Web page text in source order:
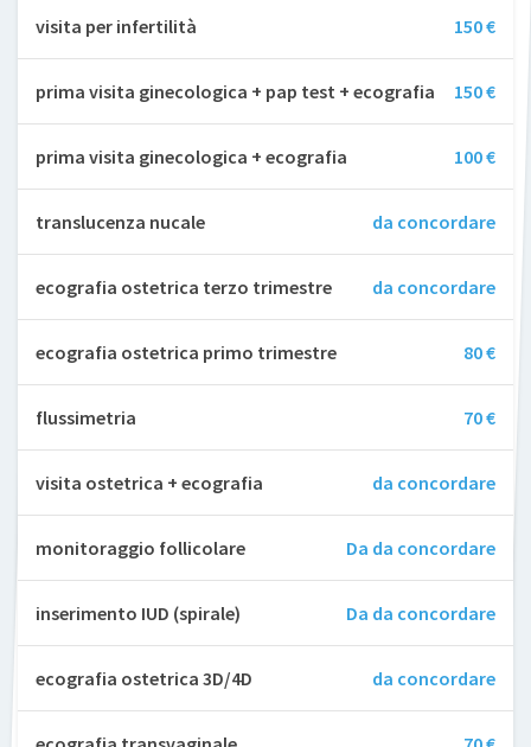
visita per infertilità 150 €
prima visita ginecologica + pap test + ecografia 150 €
prima visita ginecologica + ecografia 100 €
translucenza nucale da concordare
ecografia ostetrica terzo trimestre da concordare
ecografia ostetrica primo trimestre 80 €
flussimetria 70 €
visita ostetrica + ecografia da concordare
monitoraggio follicolare Da da concordare
inserimento IUD (spirale) Da da concordare
ecografia ostetrica 3D/4D da concordare